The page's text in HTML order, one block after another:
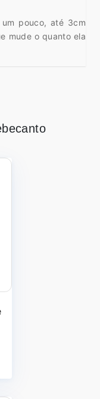
pouco, até 3cm
mude o quanto ela